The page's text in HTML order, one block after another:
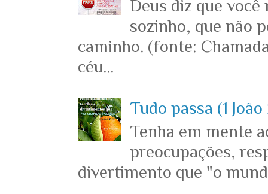
Deus diz que você
sozinho, que não
caminho. (fonte:
céu...
Tudo passa (1 João
Tenha em mente
preocupações,
divertimento que "o